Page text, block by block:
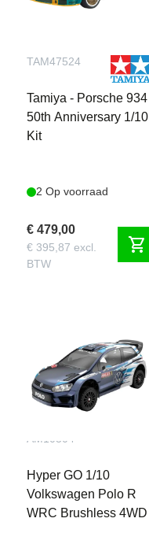
TAM47524
Tamiya - Porsche 934
50th Anniversary 1/10
Kit
2 Op voorraad
€ 479,00
€ 395,87 excl.
BTW
shopping_cart
AM10304
Hyper GO 1/10
Volkswagen Polo R
WRC Brushless 4WD